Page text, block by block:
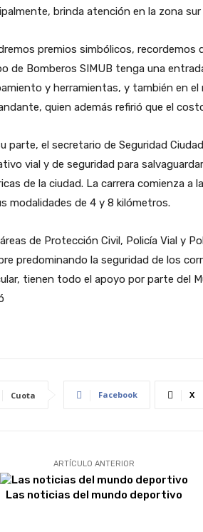
brinda atención en la zona
premios simbólicos, recordemos
de Bomberos SIMUB tenga una
y herramientas, y también en
quien además refirió que el
parte, el secretario de Seguridad
vial y de seguridad para
de la ciudad. La carrera comienza a
modalidades de 4 y 8 kilómetros.
de Protección Civil, Policía Vial y
predominando la seguridad de los
tienen todo el apoyo por parte del
Cuota Facebook X
ARTÍCULO ANTERIOR
Las noticias del mundo deportivo